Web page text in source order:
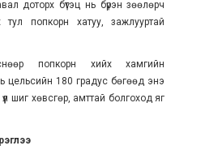
доторх бүтэц нь бүрэн зөөлөрч
тул попкорн хатуу, зажлууртай
попкорн хийх хамгийн
цельсийн 180 градус бөгөөд энэ
шиг хөвсгөр, амттай болгоход яг